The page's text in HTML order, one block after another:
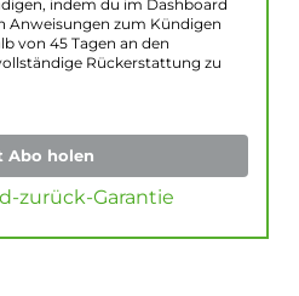
indem du im Dashboard
Anweisungen zum Kündigen
von 45 Tagen an den
Rückerstattung zu
Abo holen
zurück-Garantie